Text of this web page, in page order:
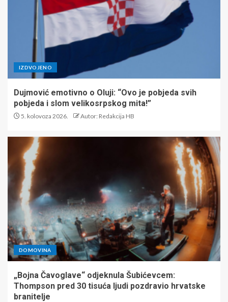
IZDVOJENO
Dujmović emotivno o Oluji: “Ovo je pobjeda svih
pobjeda i slom velikosrpskog mita!”
5. kolovoza 2026. Autor: Redakcija HB
DOMOVINA
„Bojna Čavoglave“ odjeknula Šubićevcem:
Thompson pred 30 tisuća ljudi pozdravio hrvatske
branitelje